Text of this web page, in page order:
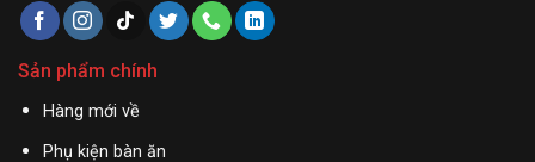
Sản phẩm chính
Hàng mới về
Phụ kiện bàn ăn